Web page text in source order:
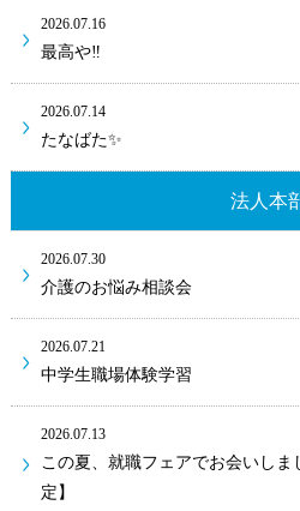
2026.07.16
最高や‼
2026.07.14
たなばた✨
法人本
2026.07.30
介護のお悩み相談会
2026.07.21
中学生職場体験学習
2026.07.13
この夏、就職フェアでお会いしま
定】